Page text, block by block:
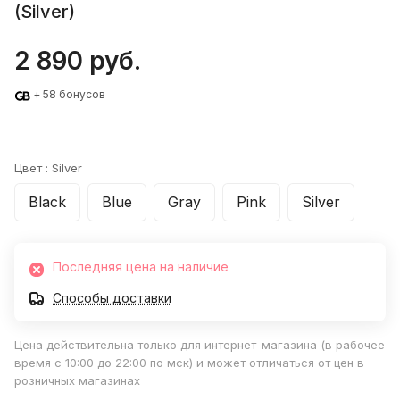
(Silver)
2 890 руб.
+ 58 бонусов
Цвет : Silver
Black Blue Gray Pink Silver
Последняя цена на наличие
Способы доставки
Цена действительна только для интернет-магазина (в рабочее
время с 10:00 до 22:00 по мск) и может отличаться от цен в
розничных магазинах